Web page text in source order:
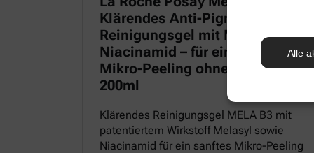
Alle
Klärendes Anti-Pigmentflecken
Reinigungsgel mit Melasyl und
Niacinamid – für ein sanftes
Mikro-Peeling ohne Irritationen,
200ml
Klärendes Reinigungsgel MELA B3 mit
patentiertem Wirkstoff Melasyl sowie
Niacinamid für ein sanftes Mikro-Peeling